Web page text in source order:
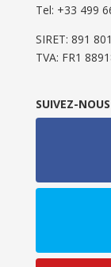
Tel: ‭+33 499
SIRET: 891
TVA: FR1
SUIVEZ-NOUS